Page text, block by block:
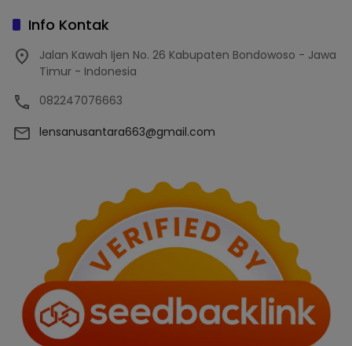
Info Kontak
Jalan Kawah Ijen No. 26 Kabupaten Bondowoso - Jawa
Timur - Indonesia
082247076663
lensanusantara663@gmail.com